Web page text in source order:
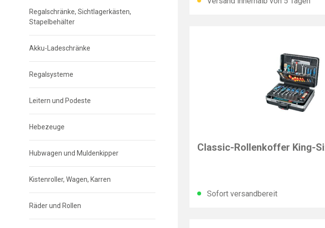
Regalschränke, Sichtlagerkästen,
Stapelbehälter
Akku-Ladeschränke
Regalsysteme
Leitern und Podeste
Hebezeuge
Hubwagen und Muldenkipper
Kistenroller, Wagen, Karren
Räder und Rollen
Classic-Rollenkoffer King-
Sofort versandbereit